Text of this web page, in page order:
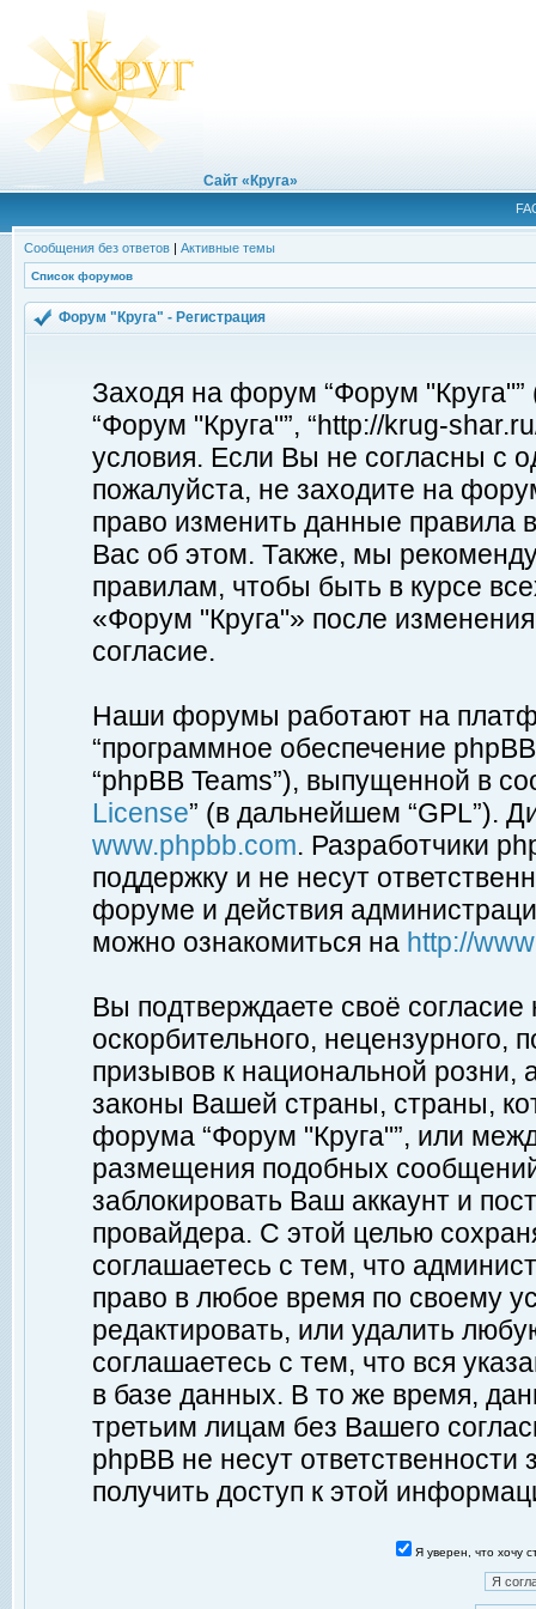
Сайт «Круга»
Сообщения без ответов | Активные темы
Список форумов
Форум "Круга" - Регистрация
Заходя на форум “Форум
“Форум "Круга"”, “http://krug-
условия. Если Вы не согласны с
пожалуйста, не заходите на
право изменить данные правила
Вас об этом. Также, мы
правилам, чтобы быть в курсе
«Форум "Круга"» после
согласие.
Наши форумы работают на
“программное обеспечение
“phpBB Teams”), выпущенной в
License” (в дальнейшем “GPL”).
www.phpbb.com. Разработчики
поддержку и не несут
форуме и действия
можно ознакомиться на http://
Вы подтверждаете своё
оскорбительного, нецензурного,
призывов к национальной
законы Вашей страны, страны,
форума “Форум "Круга"”, или
размещения подобных
заблокировать Ваш аккаунт и
провайдера. С этой целью
соглашаетесь с тем, что
право в любое время по своему
редактировать, или удалить
соглашаетесь с тем, что вся
в базе данных. В то же время,
третьим лицам без Вашего
phpBB не несут ответственности
получить доступ к этой
Я уверен, что хочу